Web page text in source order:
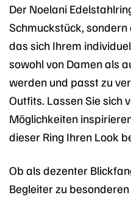
Der Noelani
Schmuckstück, sondern
das sich Ihrem
sowohl von Damen als
werden und passt zu
Outfits. Lassen Sie sich
Möglichkeiten
dieser Ring Ihren Look
Ob als dezenter
Begleiter zu